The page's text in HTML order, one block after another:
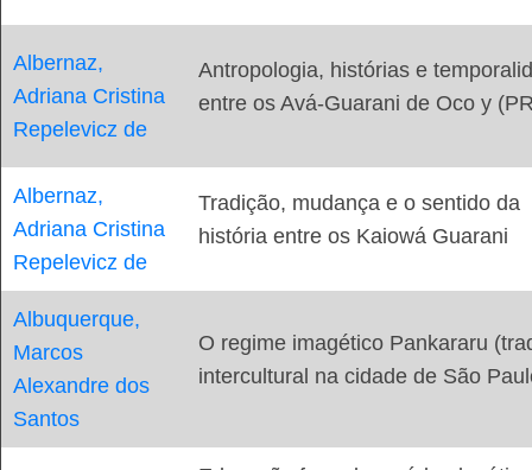
Albernaz,
Adriana Cristina
Repelevicz de
Antropologia, histórias e
entre os Avá-Guarani de Oco y
Albernaz,
Adriana Cristina
Repelevicz de
Tradição, mudança e o sentido da
história entre os Kaiowá Guarani
Albuquerque,
Marcos
Alexandre dos
Santos
O regime imagético Pankararu
intercultural na cidade de São